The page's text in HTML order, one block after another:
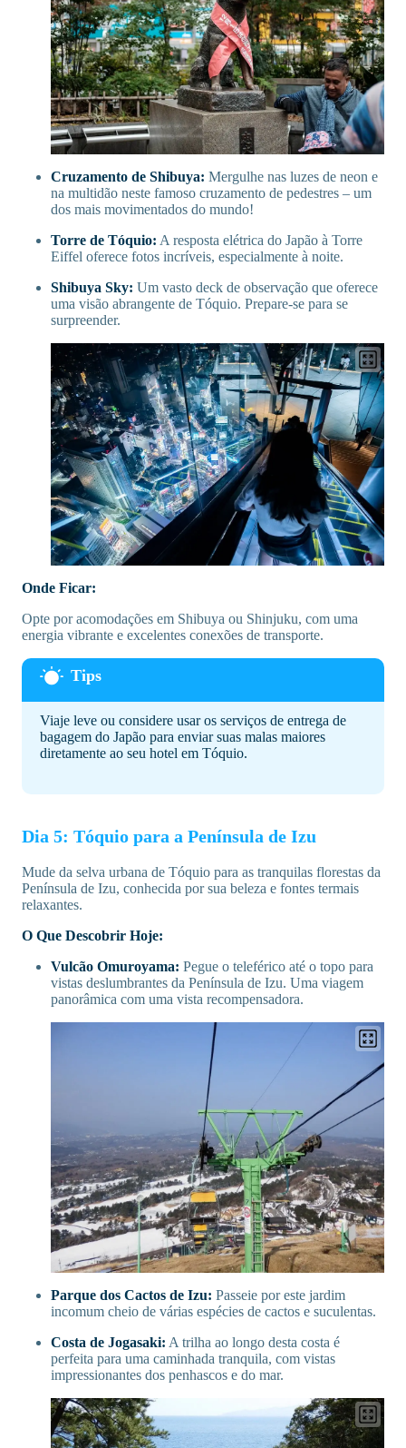
Cruzamento de Shibuya: Mergulhe nas luzes de neon e
na multidão neste famoso cruzamento de pedestres – um
dos mais movimentados do mundo!
Torre de Tóquio: A resposta elétrica do Japão à Torre
Eiffel oferece fotos incríveis, especialmente à noite.
Shibuya Sky: Um vasto deck de observação que oferece
uma visão abrangente de Tóquio. Prepare-se para se
surpreender.
Onde Ficar:
Opte por acomodações em Shibuya ou Shinjuku, com uma
energia vibrante e excelentes conexões de transporte.
Viaje leve ou considere usar os serviços de entrega de
bagagem do Japão para enviar suas malas maiores
diretamente ao seu hotel em Tóquio.
Dia 5: Tóquio para a Península de Izu
Mude da selva urbana de Tóquio para as tranquilas florestas da
Península de Izu, conhecida por sua beleza e fontes termais
relaxantes.
O Que Descobrir Hoje:
Vulcão Omuroyama: Pegue o teleférico até o topo para
vistas deslumbrantes da Península de Izu. Uma viagem
panorâmica com uma vista recompensadora.
Parque dos Cactos de Izu: Passeie por este jardim
incomum cheio de várias espécies de cactos e suculentas.
Costa de Jogasaki: A trilha ao longo desta costa é
perfeita para uma caminhada tranquila, com vistas
impressionantes dos penhascos e do mar.